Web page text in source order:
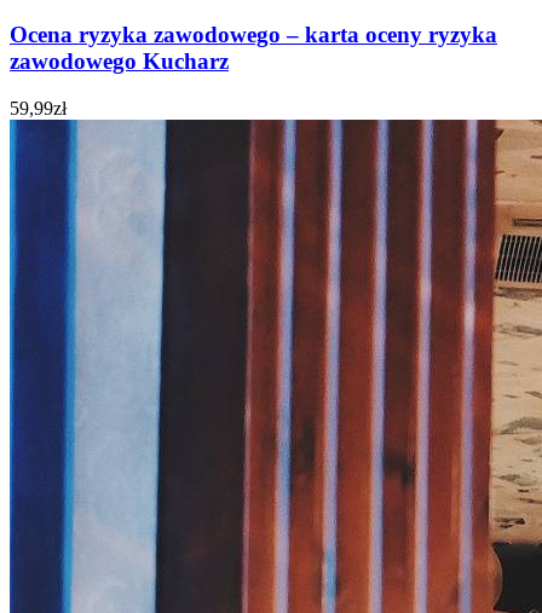
Ocena ryzyka zawodowego – karta oceny ryzyka
zawodowego Kucharz
59,99zł